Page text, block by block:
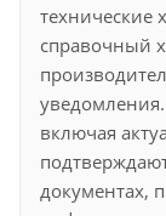
технические
справочный
включая
документах,